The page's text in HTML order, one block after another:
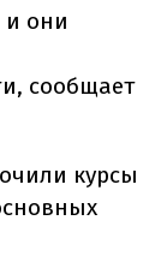
и они
сообщает
курсы